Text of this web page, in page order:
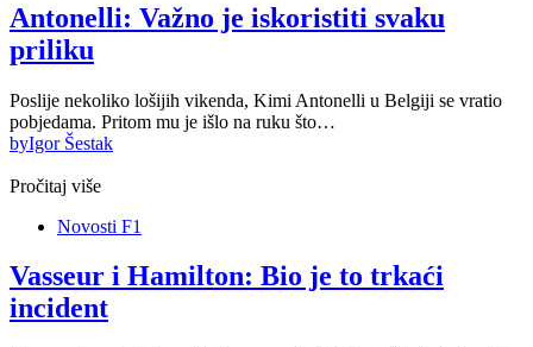
Antonelli: Važno je iskoristiti svaku
priliku
Poslije nekoliko lošijih vikenda, Kimi Antonelli u Belgiji se vratio
pobjedama. Pritom mu je išlo na ruku što…
byIgor Šestak
Pročitaj više
Novosti F1
Vasseur i Hamilton: Bio je to trkaći
incident